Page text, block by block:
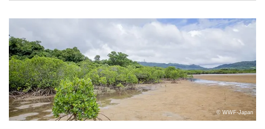
© WWF-Japan